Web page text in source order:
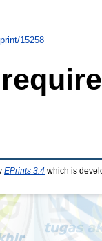
15258
EPrints 3.4 which is